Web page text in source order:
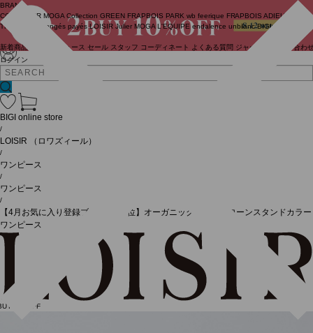
ログイン
BRAND
COUTURIER MOGA Collection GREEN FRAPBOIS PARK wb feerique FRAPBOIS ADIEU
TRISTESSE
congés payés LOISIR Julier MOGA L'EQUIPE endalence unbilanc BIGI online store
新着商品 ニュース セール スタッフ コーディネート よくある質問 ジャーナル お問い合わ
BIGI online store
/
LOISIR （ロワズィール）
/
ワンピース
/
ワンピース
/
【4月お気に入り登録ブランド内5位】オーガニックコットンローンスタンドカラー
ワンピース